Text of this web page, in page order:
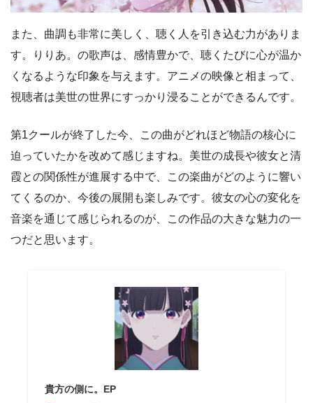
また、曲調も非常に美しく、聴く人を引き込む力がありま
す。りりあ。の歌声は、感情豊かで、聴くたびに心が温か
くなるような印象を与えます。アニメの映像と相まって、
視聴者は美世の世界にすっかり浸ることができるんです。
第1クールが終了した今、この曲がどれほど物語の核心に
迫っていたかを改めて感じますね。美世の成長や彼女と清
霞との関係性が進展する中で、この楽曲がどのように響い
てくるのか、今後の展開も楽しみです。彼女の心の変化を
音楽を通じて感じられるのが、この作品の大きな魅力の一
つだと思います。
貴方の側に。EP